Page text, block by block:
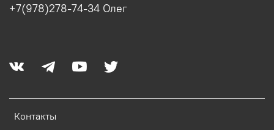
Контакты
+7(978)278-74-34 Олег